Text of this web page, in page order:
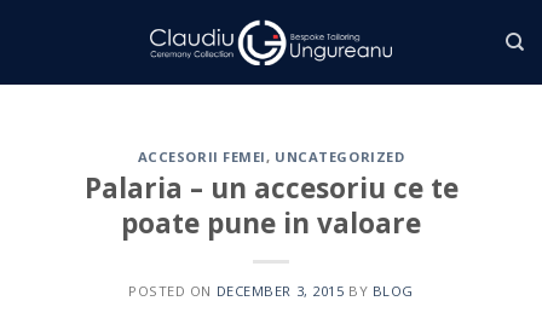
ACCESORII FEMEI, UNCATEGORIZED
Palaria – un accesoriu ce te
poate pune in valoare
POSTED ON DECEMBER 3, 2015 BY BLOG